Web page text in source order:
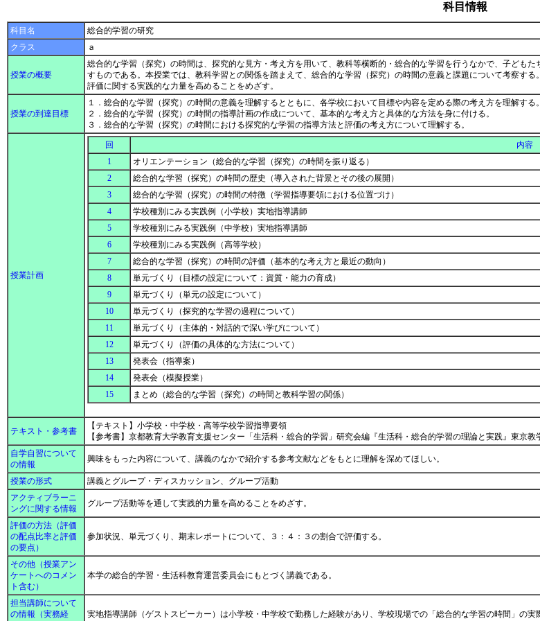
科目情報
科目名
総合的学習の研究
クラス
ａ
授業の概要
総合的な学習（探究）の時間は、探究的な見方・考え方を用いて、教科等横断的・総合的な学習を行うなかで、子ども
すものである。本授業では、教科学習との関係を踏まえて、総合的な学習（探究）の時間の意義と課題について考察す
評価に関する実践的な力量を高めることをめざす。
授業の到達目標
１．総合的な学習（探究）の時間の意義を理解するとともに、各学校において目標や内容を定める際の考え方を理解する。
２．総合的な学習（探究）の時間の指導計画の作成について、基本的な考え方と具体的な方法を身に付ける。
３．総合的な学習（探究）の時間における探究的な学習の指導方法と評価の考え方について理解する。
授業計画
回
内容
1
オリエンテーション（総合的な学習（探究）の時間を振り返る）
2
総合的な学習（探究）の時間の歴史（導入された背景とその後の展開）
3
総合的な学習（探究）の時間の特徴（学習指導要領における位置づけ）
4
学校種別にみる実践例（小学校）実地指導講師
5
学校種別にみる実践例（中学校）実地指導講師
6
学校種別にみる実践例（高等学校）
7
総合的な学習（探究）の時間の評価（基本的な考え方と最近の動向）
8
単元づくり（目標の設定について：資質・能力の育成）
9
単元づくり（単元の設定について）
10
単元づくり（探究的な学習の過程について）
11
単元づくり（主体的・対話的で深い学びについて）
12
単元づくり（評価の具体的な方法について）
13
発表会（指導案）
14
発表会（模擬授業）
15
まとめ（総合的な学習（探究）の時間と教科学習の関係）
テキスト・参考書
【テキスト】小学校・中学校・高等学校学習指導要領
【参考書】京都教育大学教育支援センター「生活科・総合的学習」研究会編『生活科・総合的学習の理論と実践』東京教
自学自習について
の情報
興味をもった内容について、講義のなかで紹介する参考文献などをもとに理解を深めてほしい。
授業の形式
講義とグループ・ディスカッション、グループ活動
アクティブラーニ
ングに関する情報
グループ活動等を通して実践的力量を高めることをめざす。
評価の方法（評価
の配点比率と評価
の要点）
参加状況、単元づくり、期末レポートについて、３：４：３の割合で評価する。
その他（授業アン
ケートへのコメン
ト含む）
本学の総合的学習・生活科教育運営委員会にもとづく講義である。
担当講師について
の情報（実務経
実地指導講師（ゲストスピーカー）は小学校・中学校で勤務した経験があり、学校現場での「総合的な学習の時間」の実